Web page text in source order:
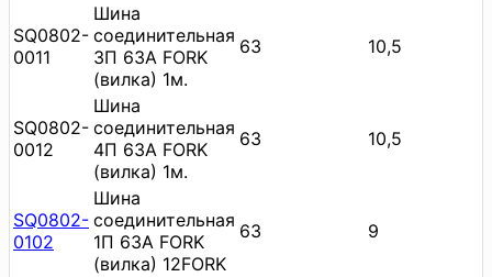
SQ0802-
0011
Шина
соединительная
3П 63A FORK
(вилка) 1м.
63 10,5
SQ0802-
0012
Шина
соединительная
4П 63A FORK
(вилка) 1м.
63 10,5
SQ0802-
0102
Шина
соединительная
1П 63А FORK
(вилка) 12FORK
63 9